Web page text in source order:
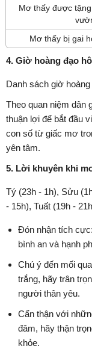
Mơ thấy được
Mơ thấy bị gai
4. Giờ hoàng đạo
Danh sách giờ
Theo quan niệm dân
thuận lợi để bắt đầu
con số từ giấc mơ
yên tâm.
5. Lời khuyên khi
Tý (23h - 1h), Sửu
- 15h), Tuất (19h -
Đón nhận tích
bình an và hạnh
Chú ý đến mối
trắng, hãy trân
người thân yêu.
Cẩn thận với
đâm, hãy thận
khỏe.